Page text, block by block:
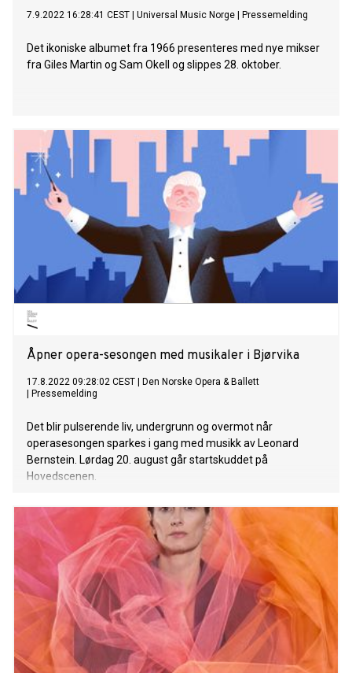
7.9.2022 16:28:41 CEST Universal Music Norge Pressemelding
Det ikoniske albumet fra 1966 presenteres med nye mikser
fra Giles Martin og Sam Okell og slippes 28. oktober.
Åpner opera-sesongen med musikaler i Bjørvika
17.8.2022 09:28:02 CEST
Den Norske Opera & Ballett
Pressemelding
Det blir pulserende liv, undergrunn og overmot når
operasesongen sparkes i gang med musikk av Leonard
Bernstein. Lørdag 20. august går startskuddet på
Hovedscenen.